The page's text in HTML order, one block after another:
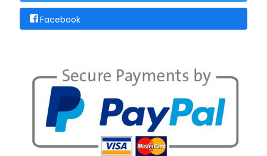
Facebook